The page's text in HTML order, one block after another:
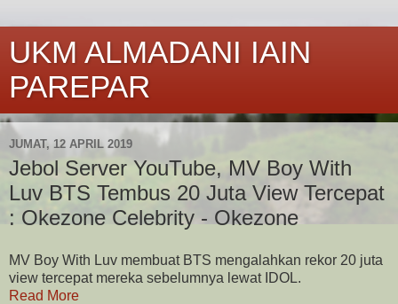
UKM ALMADANI IAIN
PAREPAR
JUMAT, 12 APRIL 2019
Jebol Server YouTube, MV Boy With
Luv BTS Tembus 20 Juta View Tercepat
: Okezone Celebrity - Okezone
MV Boy With Luv membuat BTS mengalahkan rekor 20 juta
view tercepat mereka sebelumnya lewat IDOL.
Read More